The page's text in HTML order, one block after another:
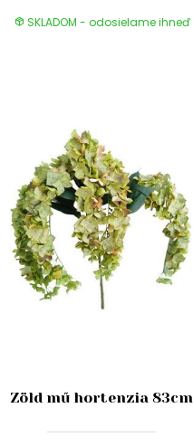
SKLADOM - odosielame ihneď
Zöld mű hortenzia 83cm